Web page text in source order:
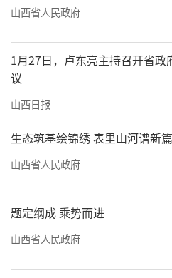
山西省人民政府
1月27日，卢东亮主持召开省政
议
山西日报
生态筑基绘锦绣 表里山河谱新篇
山西省人民政府
题定纲成 乘势而进
山西省人民政府